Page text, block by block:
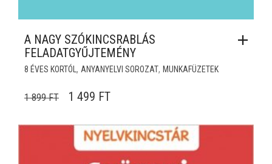
A NAGY SZÓKINCSRABLÁS
FELADATGYŰJTEMÉNY
8 ÉVES KORTÓL, ANYANYELVI SOROZAT, MUNKAFÜZETEK
1 899FT ORIGINAL PRICE WAS: 1 899 FT.
1 499 FTCURRENT PRICE IS: 1 499 FT.